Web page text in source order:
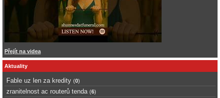
Přejít na videa
Aktuality
Fable uz len za kredity (0)
zranitelnost ac routerů tenda (6)